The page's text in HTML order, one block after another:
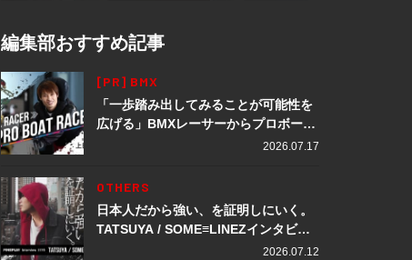
編集部おすすめ記事
[PR] BMX
「一歩踏み出してみることが可能性を
広げる」BMXレーサーからプロボート
レーサーへ転身。上田龍星が体現する
2026.07.17
OTHERS
日本人だから強い、を証明しにいく。
TATSUYA / SOME≡LINEZインタビュ
2026.07.12